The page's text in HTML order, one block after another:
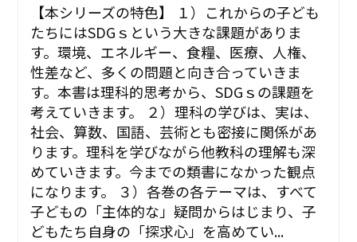
【本シリーズの特色】 １）これからの子ども
たちにはSDGｓという大きな課題がありま
す。環境、エネルギー、食糧、医療、人権、
性差など、多くの問題と向き合っていきま
す。本書は理科的思考から、SDGｓの課題を
考えていきます。 ２）理科の学びは、実は、
社会、算数、国語、芸術とも密接に関係があ
ります。理科を学びながら他教科の理解も深
めていきます。今までの類書になかった観点
になります。 ３）各巻の各テーマは、すべて
子どもの「主体的な」疑問からはじまり、子
どもたち自身の「探求心」を高めてい...